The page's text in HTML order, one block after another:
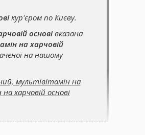
кур'єром по Києву.
основівказана
на харчовій
на нашому
мультівітамін на
харчовій основі